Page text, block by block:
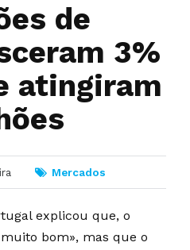
de
3%
atingiram
Mercados
explicou que, o
bom», mas que o